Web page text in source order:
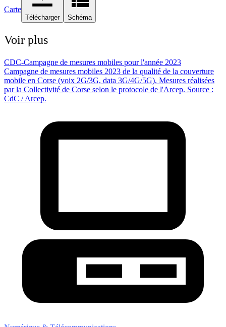
Carte
Télécharger Schéma
Voir plus
CDC-Campagne de mesures mobiles pour l'année 2023
Campagne de mesures mobiles 2023 de la qualité de la couverture
mobile en Corse (voix 2G/3G, data 3G/4G/5G). Mesures réalisées
par la Collectivité de Corse selon le protocole de l'Arcep. Source :
CdC / Arcep.